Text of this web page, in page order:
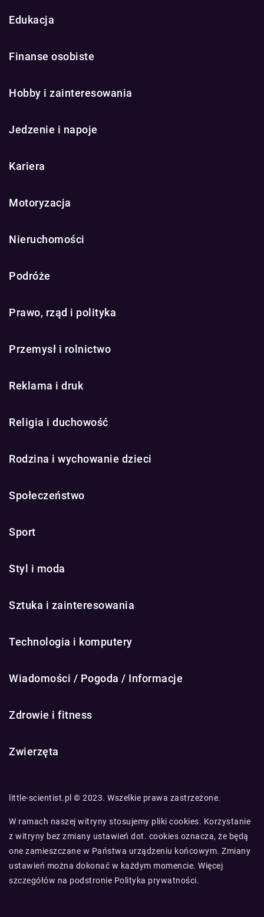
Edukacja
Finanse osobiste
Hobby i zainteresowania
Jedzenie i napoje
Kariera
Motoryzacja
Nieruchomości
Podróże
Prawo, rząd i polityka
Przemysł i rolnictwo
Reklama i druk
Religia i duchowość
Rodzina i wychowanie dzieci
Społeczeństwo
Sport
Styl i moda
Sztuka i zainteresowania
Technologia i komputery
Wiadomości / Pogoda / Informacje
Zdrowie i fitness
Zwierzęta
little-scientist.pl © 2023. Wszelkie prawa zastrzeżone.
W ramach naszej witryny stosujemy pliki cookies. Korzystanie
z witryny bez zmiany ustawień dot. cookies oznacza, że będą
one zamieszczane w Państwa urządzeniu końcowym. Zmiany
ustawień można dokonać w każdym momencie. Więcej
szczegółów na podstronie Polityka prywatności.